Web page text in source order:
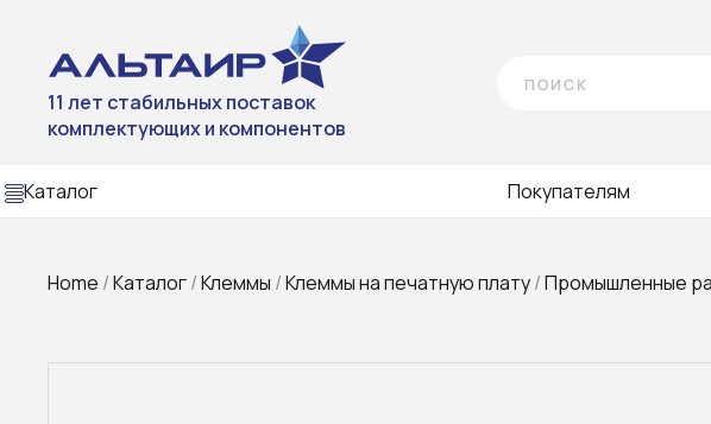
11 лет стабильных поставок
комплектующих и компонентов
Каталог Покупателям
Home /Каталог/Клеммы /Клеммы на печатную плату/Промышленные